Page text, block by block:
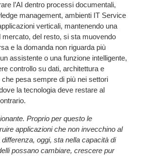
l’AI dentro processi documentali,
management, ambienti IT Service
verticali, mantenendo una
mercato, del resto, si sta muovendo
e la domanda non riguarda più
assistente o una funzione intelligente,
controllo su dati, architettura e
pesa sempre di più nei settori
la tecnologia deve restare al
Proprio per questo le
applicazioni che non invecchino al
oggi, sta nella capacità di
possano cambiare, crescere pur